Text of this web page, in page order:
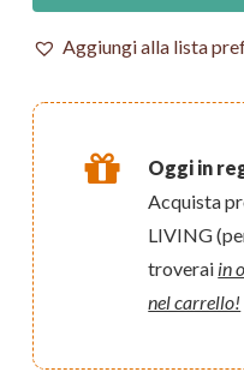
Aggiungi alla lista
Oggi in
Acquista
LIVING
troverai in
nel carrello!